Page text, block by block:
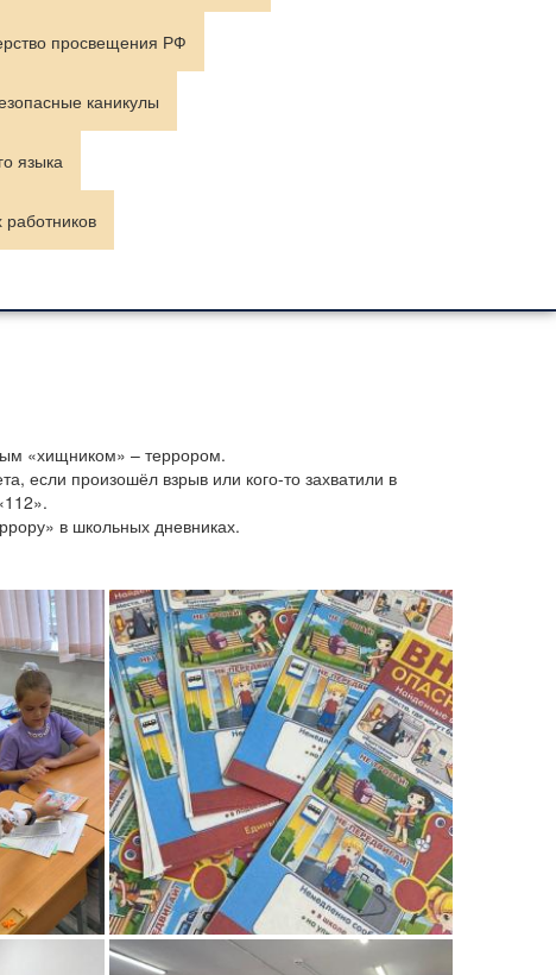
просвещения РФ
каникулы
языка
работников
«хищником» – террором.
если произошёл взрыв или кого-то захватили в
в школьных дневниках.